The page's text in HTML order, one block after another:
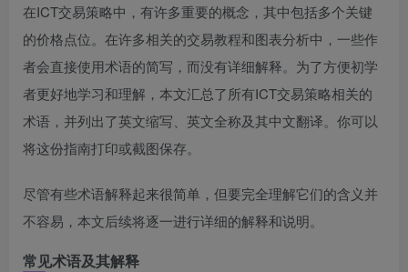
在ICT交易策略中，有许多重要的概念，其中包括多个关键
的价格点位。在许多相关的交易教程和图表分析中，一些作
者会直接使用术语的简写，而没有详细解释。为了方便初学
者更好地学习和理解，本文汇总了所有ICT交易策略相关的
术语，并列出了英文缩写、英文全称及其中文翻译。你可以
将这份指南打印或截图保存。
尽管有些术语解释起来很简单，但要完全理解它们的含义并
不容易，本文后续将逐一进行详细的解释和说明。
常见术语及其解释